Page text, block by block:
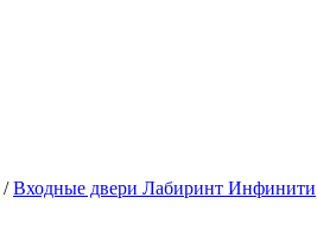
/Входные двери Лабиринт Инфинити